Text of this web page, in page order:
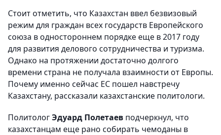
Стоит отметить, что Казахстан ввел безвизовый
режим для граждан всех государств Европейского
союза в одностороннем порядке еще в 2017 году
для развития делового сотрудничества и туризма.
Однако на протяжении достаточно долгого
времени страна не получала взаимности от Европы.
Почему именно сейчас ЕС пошел навстречу
Казахстану, рассказали казахстанские политологи.
ПолитологЭдуард Полетаев подчеркнул, что
казахстанцам еще рано собирать чемоданы в